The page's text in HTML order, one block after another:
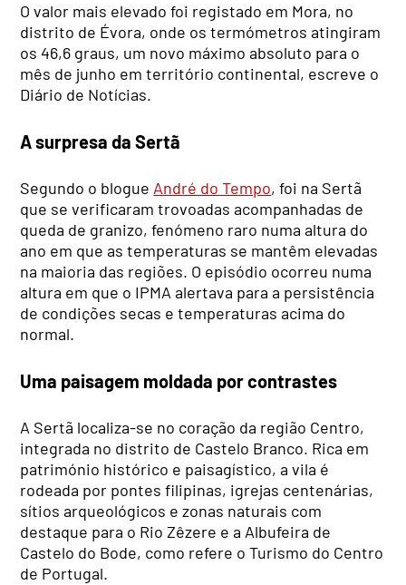
O valor mais elevado foi registado em Mora, no
distrito de Évora, onde os termómetros atingiram
os 46,6 graus, um novo máximo absoluto para o
mês de junho em território continental, escreve o
Diário de Notícias.
A surpresa da Sertã
Segundo o blogue André do Tempo, foi na Sertã
que se verificaram trovoadas acompanhadas de
queda de granizo, fenómeno raro numa altura do
ano em que as temperaturas se mantêm elevadas
na maioria das regiões. O episódio ocorreu numa
altura em que o IPMA alertava para a persistência
de condições secas e temperaturas acima do
normal.
Uma paisagem moldada por contrastes
A Sertã localiza-se no coração da região Centro,
integrada no distrito de Castelo Branco. Rica em
património histórico e paisagístico, a vila é
rodeada por pontes filipinas, igrejas centenárias,
sítios arqueológicos e zonas naturais com
destaque para o Rio Zêzere e a Albufeira de
Castelo do Bode, como refere o Turismo do Centro
de Portugal.